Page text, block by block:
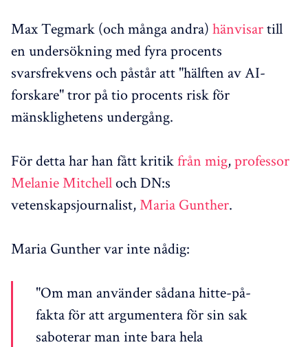
Max Tegmark (och många andra) hänvisartill
en undersökning med fyra procents
svarsfrekvens och påstår att "hälften av AI-
forskare" tror på tio procents risk för
mänsklighetens undergång.
För detta har han fått kritikfrån mig,professor
Melanie Mitchelloch DN:s
vetenskapsjournalist,Maria Gunther.
Maria Gunther var inte nådig:
"Om man använder sådana hitte-på-
fakta för att argumentera för sin sak
saboterar man inte bara hela